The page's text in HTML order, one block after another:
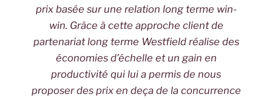
prix basée sur une relation long terme win-
win. Grâce à cette approche client de
partenariat long terme Westfield réalise des
économies d’échelle et un gain en
productivité qui lui a permis de nous
proposer des prix en deça de la concurrence